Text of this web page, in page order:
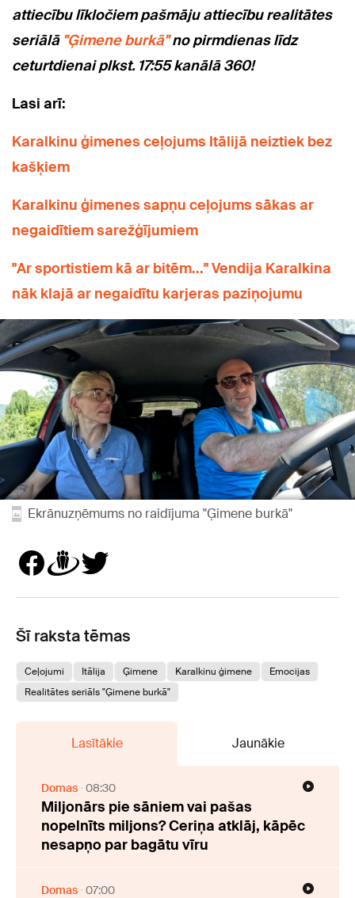
attiecību līkločiem pašmāju attiecību realitātes
seriālā "Ģimene burkā"no pirmdienas līdz
ceturtdienai plkst. 17:55 kanālā 360!
Lasi arī:
Karalkinu ģimenes ceļojums Itālijā neiztiek bez
kašķiem
Karalkinu ģimenes sapņu ceļojums sākas ar
negaidītiem sarežģījumiem
"Ar sportistiem kā ar bitēm..." Vendija Karalkina
nāk klajā ar negaidītu karjeras paziņojumu
Ekrānuzņēmums no raidījuma "Ģimene burkā"
Šī raksta tēmas
Ceļojumi Itālija Ģimene Karalkinu ģimene
Emocijas
Realitātes seriāls "Ģimene burkā"
Lasītākie Jaunākie
Domas 08:30
Miljonārs pie sāniem vai pašas
nopelnīts miljons? Ceriņa atklāj, kāpēc
nesapņo par bagātu vīru
Domas 07:00